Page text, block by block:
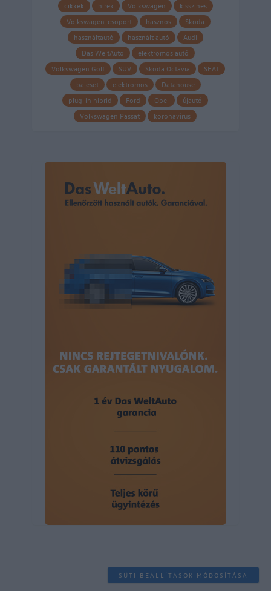
cikkek hirek Volkswagen
kisszines
Volkswagen-csoport
hasznos
Skoda
használtautó
használt autó
Audi
Das WeltAuto
elektromos autó
Volkswagen Golf
SUV Skoda Octavia
SEAT
baleset
elektromos
Datahouse
plug-in hibrid
Ford Opel
újautó
Volkswagen Passat
koronavírus
SÜTI BEÁLLÍTÁSOK MÓDOSÍTÁSA